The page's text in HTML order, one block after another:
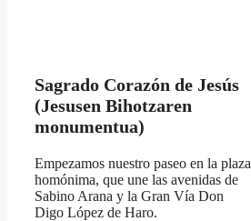
Sagrado Corazón de Jesús
(Jesusen Bihotzaren
monumentua)
Empezamos nuestro paseo en la plaza
homónima, que une las avenidas de
Sabino Arana y la Gran Vía Don
Digo López de Haro.